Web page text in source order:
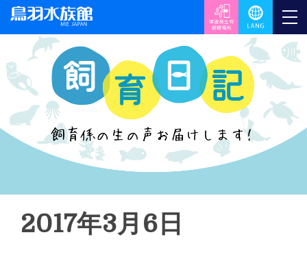
2017年3月6日